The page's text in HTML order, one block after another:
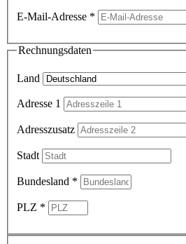
E-Mail-Adresse *
Rechnungsdaten
Land
Adresse 1
Adresszusatz
Stadt
Bundesland *
PLZ *